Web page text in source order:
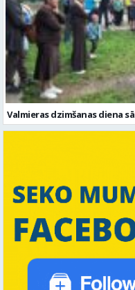
Valmieras dzimšanas diena